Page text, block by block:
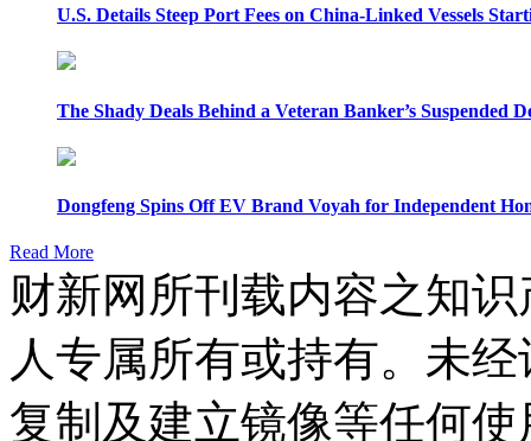
U.S. Details Steep Port Fees on China-Linked Vessels
The Shady Deals Behind a Veteran Banker’s Suspended
Dongfeng Spins Off EV Brand Voyah for Independent
Read More
财新网所刊载内容之知
人专属所有或持有。未
复制及建立镜像等任何使